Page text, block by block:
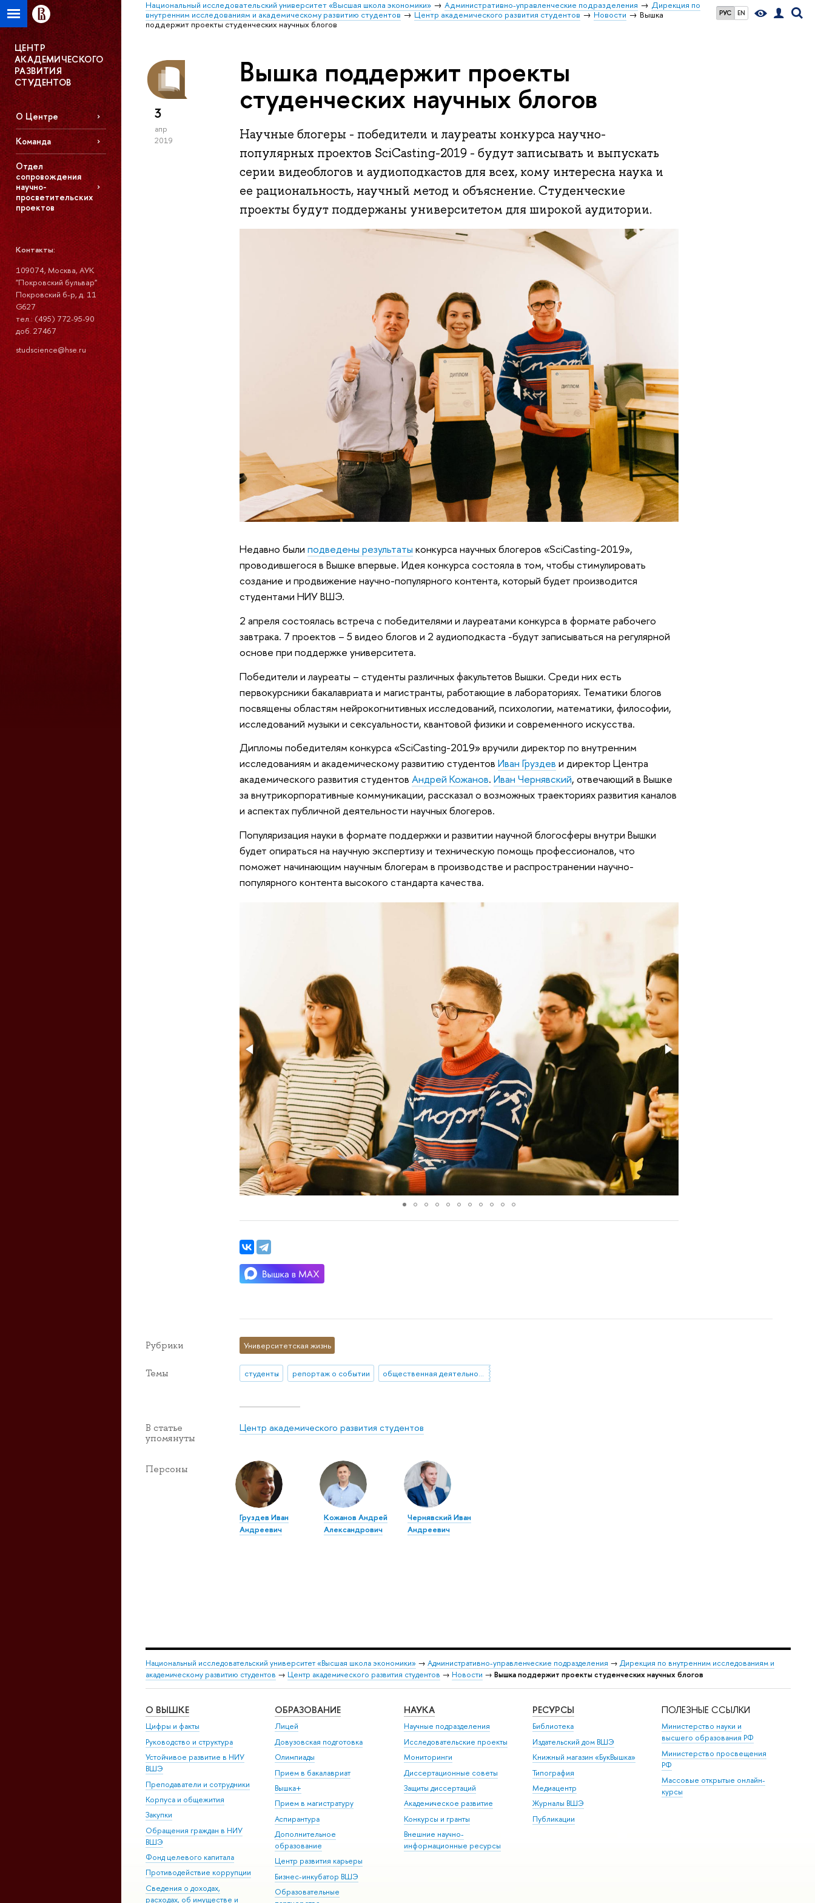
РУС EN
Национальный исследовательский университет «Высшая школа экономики» Административно-управленческие подразделения
Дирекция по
внутренним исследованиям и академическому развитию студентов
Центр академического развития студентов Новости
Вышка
поддержит проекты студенческих научных блогов
ЦЕНТР
АКАДЕМИЧЕСКОГО
РАЗВИТИЯ
СТУДЕНТОВ
О Центре
Команда
Отдел
сопровождения
научно-
просветительских
проектов
Контакты:
109074, Москва, АУК
"Покровский бульвар"
Покровский б-р, д. 11
G627
тел.: (495) 772-95-90
доб. 27467
studscience@hse.ru
3
апр
2019
Вышка поддержит проекты
студенческих научных блогов
Научные блогеры - победители и лауреаты конкурса научно-
популярных проектов SciCasting-2019 - будут записывать и выпускать
серии видеоблогов и аудиоподкастов для всех, кому интересна наука и
ее рациональность, научный метод и объяснение. Студенческие
проекты будут поддержаны университетом для широкой аудитории.
Недавно былиподведены результаты конкурса научных блогеров «SciCasting-2019»,
проводившегося в Вышке впервые. Идея конкурса состояла в том, чтобы стимулировать
создание и продвижение научно-популярного контента, который будет производится
студентами НИУ ВШЭ.
2 апреля состоялась встреча с победителями и лауреатами конкурса в формате рабочего
завтрака. 7 проектов – 5 видео блогов и 2 аудиоподкаста -будут записываться на регулярной
основе при поддержке университета.
Победители и лауреаты – студенты различных факультетов Вышки. Среди них есть
первокурсники бакалавриата и магистранты, работающие в лабораториях. Тематики блогов
посвящены областям нейрокогнитивных исследований, психологии, математики, философии,
исследований музыки и сексуальности, квантовой физики и современного искусства.
Дипломы победителям конкурса «SciCasting-2019» вручили директор по внутренним
исследованиям и академическому развитию студентовИван Груздев и директор Центра
академического развития студентовАндрей Кожанов.Иван Чернявский, отвечающий в Вышке
за внутрикорпоративные коммуникации, рассказал о возможных траекториях развития каналов
и аспектах публичной деятельности научных блогеров.
Популяризация науки в формате поддержки и развитии научной блогосферы внутри Вышки
будет опираться на научную экспертизу и техническую помощь профессионалов, что
поможет начинающим научным блогерам в производстве и распространении научно-
популярного контента высокого стандарта качества.
Рубрики Университетская жизнь
Темы студенты репортаж о событии общественная деятельность
В статье
упомянуты
Центр академического развития студентов
Персоны
Груздев Иван
Андреевич
Кожанов Андрей
Александрович
Чернявский Иван
Андреевич
Национальный исследовательский университет «Высшая школа экономики» → Административно-управленческие подразделения → Дирекция по внутренним исследованиям и
академическому развитию студентов → Центр академического развития студентов → Новости → Вышка поддержит проекты студенческих научных блогов
О ВЫШКЕ
Цифры и факты
Руководство и структура
Устойчивое развитие в НИУ
ВШЭ
Преподаватели и сотрудники
Корпуса и общежития
Закупки
Обращения граждан в НИУ
ВШЭ
Фонд целевого капитала
Противодействие коррупции
Сведения о доходах,
расходах, об имуществе и
ОБРАЗОВАНИЕ
Лицей
Довузовская подготовка
Олимпиады
Прием в бакалавриат
Вышка+
Прием в магистратуру
Аспирантура
Дополнительное
образование
Центр развития карьеры
Бизнес-инкубатор ВШЭ
Образовательные
НАУКА
Научные подразделения
Исследовательские проекты
Мониторинги
Диссертационные советы
Защиты диссертаций
Академическое развитие
Конкурсы и гранты
Внешние научно-
информационные ресурсы
РЕСУРСЫ
Библиотека
Издательский дом ВШЭ
Книжный магазин «БукВышка»
Типография
Медиацентр
Журналы ВШЭ
Публикации
ПОЛЕЗНЫЕ ССЫЛКИ
Министерство науки и
высшего образования РФ
Министерство просвещения
РФ
Массовые открытые онлайн-
курсы